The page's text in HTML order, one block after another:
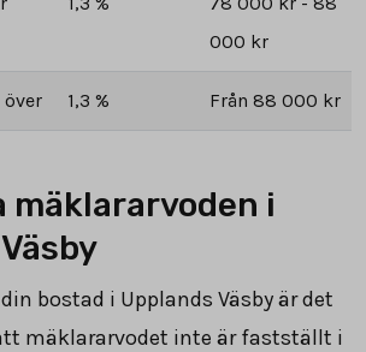
000 kr
1,3 % Från 88 000 kr
mäklararvoden i
bostad i Upplands Väsby är det
mäklararvodet inte är fastställt i